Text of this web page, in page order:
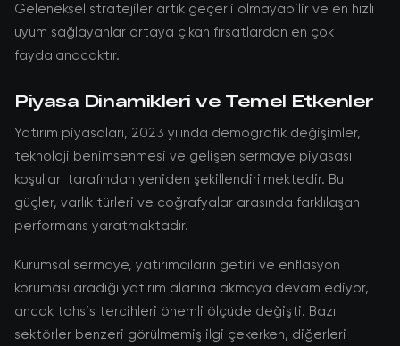
Geleneksel stratejiler artık geçerli olmayabilir ve en hızlı
uyum sağlayanlar ortaya çıkan fırsatlardan en çok
faydalanacaktır.
Piyasa Dinamikleri ve Temel Etkenler
Yatırım piyasaları, 2023 yılında demografik değişimler,
teknoloji benimsenmesi ve gelişen sermaye piyasası
koşulları tarafından yeniden şekillendirilmektedir. Bu
güçler, varlık türleri ve coğrafyalar arasında farklılaşan
performans yaratmaktadır.
Kurumsal sermaye, yatırımcıların getiri ve enflasyon
koruması aradığı yatırım alanına akmaya devam ediyor,
ancak tahsis tercihleri önemli ölçüde değişti. Bazı
sektörler benzeri görülmemiş ilgi çekerken, diğerleri